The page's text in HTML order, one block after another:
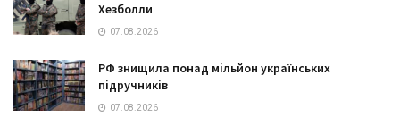
Хезболли
07.08.2026
РФ знищила понад мільйон українських
підручників
07.08.2026